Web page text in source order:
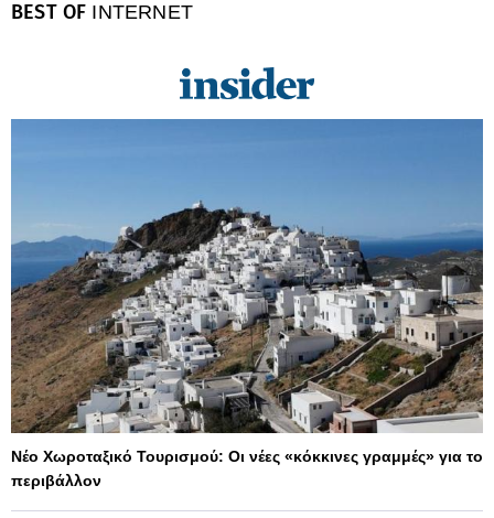
BEST OF INTERNET
Νέο Χωροταξικό Τουρισμού: Οι νέες «κόκκινες γραμμές» για το
περιβάλλον